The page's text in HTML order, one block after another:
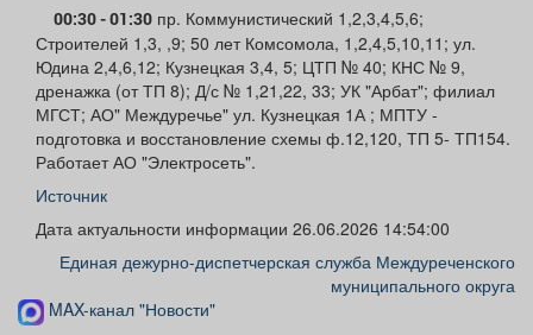
00:30 - 01:30 пр. Коммунистический 1,2,3,4,5,6;
Строителей 1,3, ,9; 50 лет Комсомола, 1,2,4,5,10,11; ул.
Юдина 2,4,6,12; Кузнецкая 3,4, 5; ЦТП № 40; КНС № 9,
дренажка (от ТП 8); Д/с № 1,21,22, 33; УК "Арбат"; филиал
МГСТ; АО" Междуречье" ул. Кузнецкая 1А ; МПТУ -
подготовка и восстановление схемы ф.12,120, ТП 5- ТП154.
Работает АО "Электросеть".
Источник
Дата актуальности информации 26.06.2026 14:54:00
Единая дежурно-диспетчерская служба Междуреченского
муниципального округа
MAX-канал "Новости"